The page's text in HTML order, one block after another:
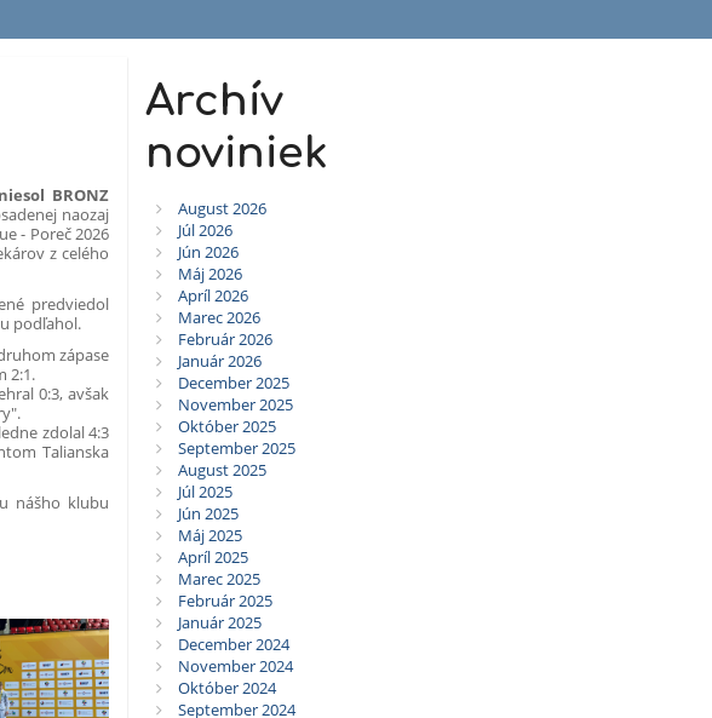
BRONZ
naozaj
- Poreč 2026
z celého
predviedol
podľahol.
zápase
2:1.
0:3, avšak
zdolal 4:3
Talianska
nášho klubu
Archív
noviniek
August 2026
Júl 2026
Jún 2026
Máj 2026
Apríl 2026
Marec 2026
Február 2026
Január 2026
December 2025
November 2025
Október 2025
September 2025
August 2025
Júl 2025
Jún 2025
Máj 2025
Apríl 2025
Marec 2025
Február 2025
Január 2025
December 2024
November 2024
Október 2024
September 2024